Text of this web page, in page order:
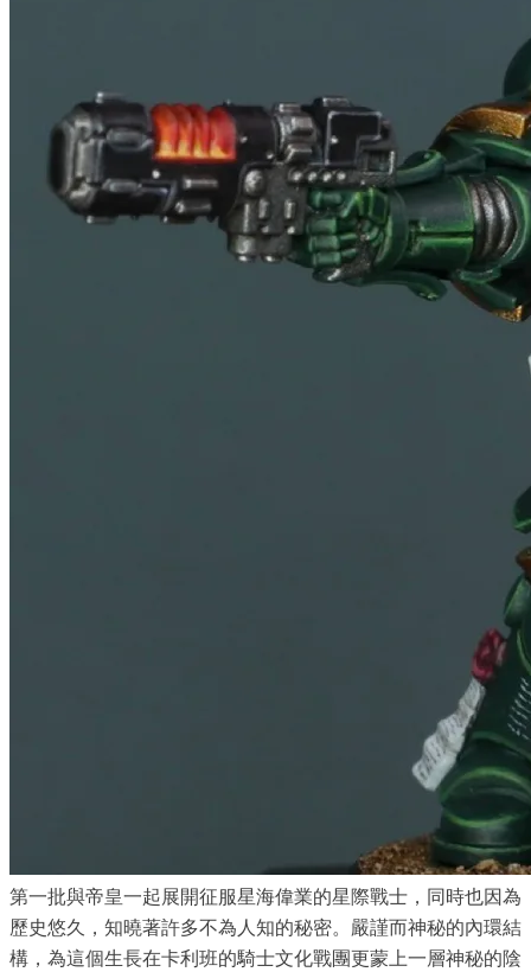
第一批與帝皇一起展開征服星海偉業的星際戰士，同時也因為
歷史悠久，知曉著許多不為人知的秘密。嚴謹而神秘的內環結
構，為這個生長在卡利班的騎士文化戰團更蒙上一層神秘的陰